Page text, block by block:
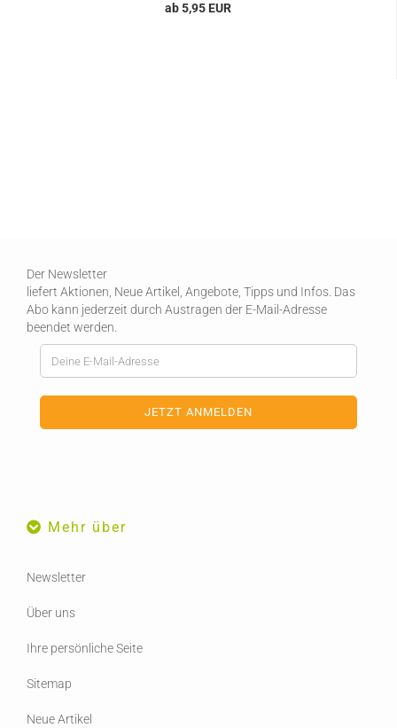
ab 5,95 EUR
Der Newsletter
liefert Aktionen, Neue Artikel, Angebote, Tipps und Infos. Das
Abo kann jederzeit durch Austragen der E-Mail-Adresse
beendet werden.
Mehr über
Newsletter
Über uns
Ihre persönliche Seite
Sitemap
Neue Artikel